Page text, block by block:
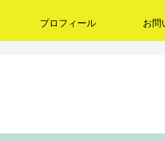
プロフィール お問